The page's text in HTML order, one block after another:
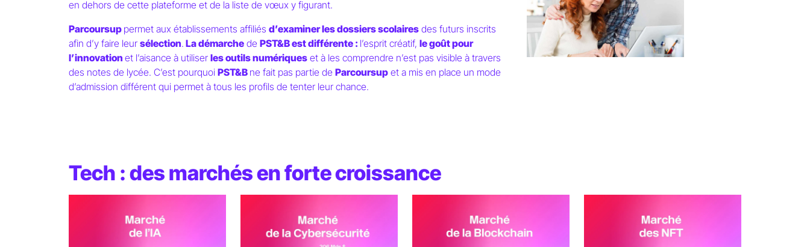
Et si votre enfant
BachelorPost Bac Hors Parcoursup
en dehors de cette plateforme et de la liste de vœux y figurant.
Parcoursup permet aux établissements affiliés d’examiner les dossiers scolaires des futurs inscrits
afin d’y faire leur sélection. La démarche de PST&B est différente : l’esprit créatif, le goût pour
l’innovation et l’aisance à utiliser les outils numériques et à les comprendre n’est pas visible à travers
des notes de lycée. C’est pourquoi PST&B ne fait pas partie de Parcoursup et a mis en place un mode
d’admission différent qui permet à tous les profils de tenter leur chance.
Tech : des marchés en forte croissance